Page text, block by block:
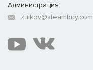
Администрация:
zuikov@steambuy.com